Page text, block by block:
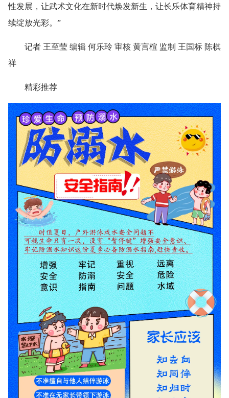
性发展，让武术文化在新时代焕发新生，让长乐体育精神持
续绽放光彩。”
记者 王至莹 编辑 何乐玲 审核 黄言楦 监制 王国标 陈棋
祥
精彩推荐